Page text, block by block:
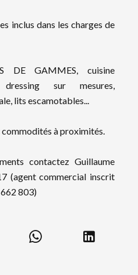
inclus dans les charges de
DE GAMMES, cuisine
sur mesures,
lits escamotables...
à proximités.
contactez Guillaume
(agent commercial inscrit
662 803)